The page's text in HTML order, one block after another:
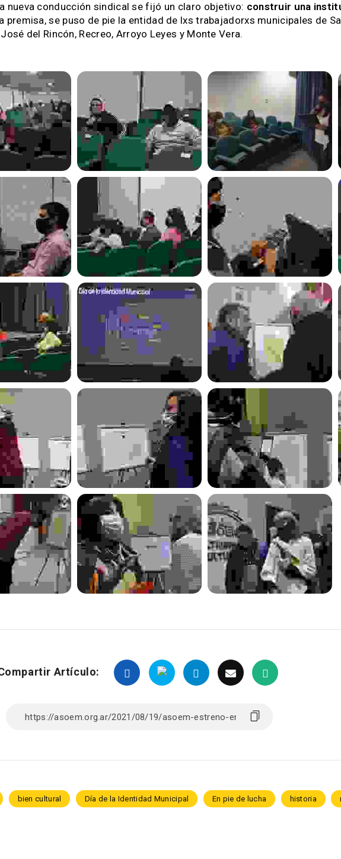
nueva conducción sindical se fijó un claro objetivo: construir una
premisa, se puso de pie la entidad de lxs trabajadorxs municipales de
del Rincón, Recreo, Arroyo Leyes y Monte Vera.
Artículo:
bien cultural Día de la Identidad Municipal En pie de lucha historia